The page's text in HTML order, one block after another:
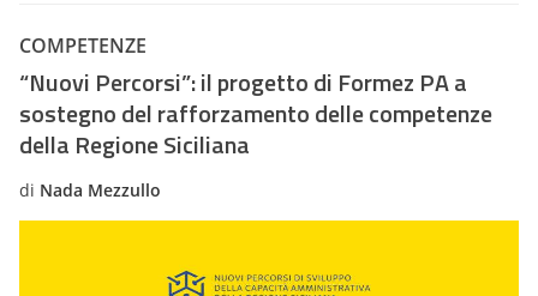
COMPETENZE
“Nuovi Percorsi”: il progetto di Formez PA a
sostegno del rafforzamento delle competenze
della Regione Siciliana
di Nada Mezzullo